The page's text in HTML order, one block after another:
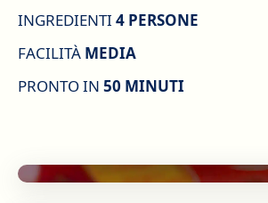
INGREDIENTI 4 PERSONE
FACILITÀ MEDIA
PRONTO IN 50 MINUTI